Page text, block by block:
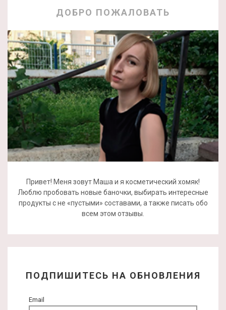
ДОБРО ПОЖАЛОВАТЬ
Привет! Меня зовут Маша и я косметический хомяк!
Люблю пробовать новые баночки, выбирать интересные
продукты с не «пустыми» составами, а также писать обо
всем этом отзывы.
ПОДПИШИТЕСЬ НА ОБНОВЛЕНИЯ
Email